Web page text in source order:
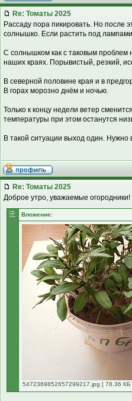
Re: Томаты 2025
Рассаду пора пикировать. Но после
солнышко. Если растить под
С солнышком как с таковым проблем
наших краях. Порывистый, резкий,
В северной половине края и в
В горах морозно днём и ночью.
Только к концу недели ветер
температуры при этом останутся
В такой ситуации выход один.
Re: Томаты 2025
Доброе утро, уважаемые огородники!
Вложение:
5472369852657299217.jpg [ 78.36